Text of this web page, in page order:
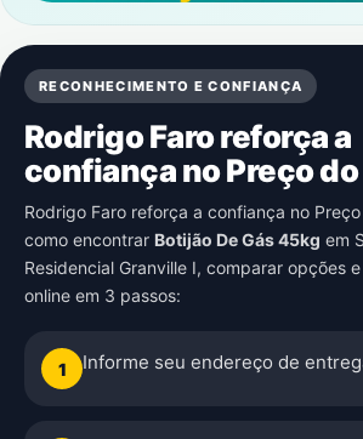
RECONHECIMENTO E CONFIANÇA
Rodrigo Faro reforça a
confiança no Preço do
Rodrigo Faro reforça a confiança no Preço
como encontrar Botijão De Gás 45kg em
Residencial Granville I, comparar opções
online em 3 passos:
1 Informe seu endereço de